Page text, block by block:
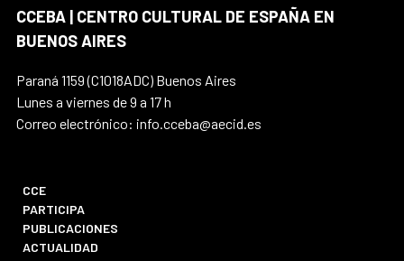
CCEBA | CENTRO CULTURAL DE ESPAÑA EN
BUENOS AIRES
Paraná 1159 (C1018ADC) Buenos Aires
Lunes a viernes de 9 a 17 h
Correo electrónico: info.cceba@aecid.es
CCE
PARTICIPA
PUBLICACIONES
ACTUALIDAD